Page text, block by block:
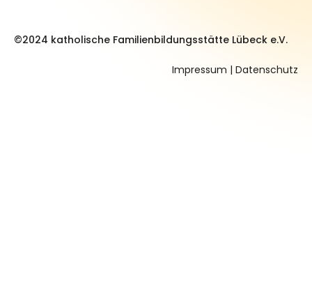
©2024 katholische Familienbildungsstätte Lübeck e.V.
Impressum | Datenschutz